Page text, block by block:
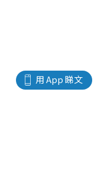
用 App 睇文